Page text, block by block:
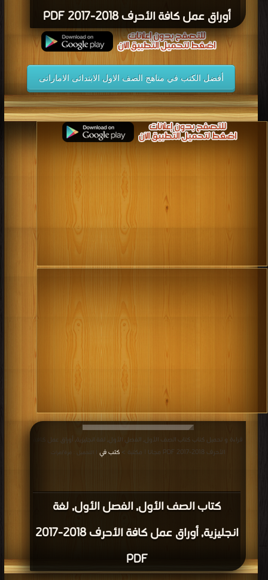
أوراق عمل كافة الأحرف 2018-2017 PDF
أفضل الكتب في مناهج الصف الاول الابتدائى الاماراتى
كتاب الصف الأول, الفصل الأول, لغة
انجليزية, أوراق عمل كافة الأحرف 2018-2017
PDF
قراءة و تحميل كتاب كتاب الصف الأول, الفصل الأول, لغة انجليزية, أوراق عمل كافة
الأحرف 2018-2017 PDF مجانا | مكتبة >
كتب في | التحميل : مرة/مرات